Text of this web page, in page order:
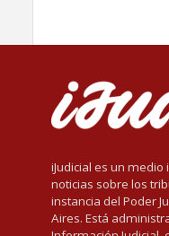
iJudicial es un
noticias sobre los
instancia del Poder
Aires. Está